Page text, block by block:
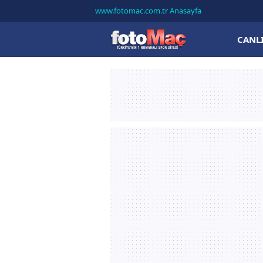
www.fotomac.com.tr Anasayfa